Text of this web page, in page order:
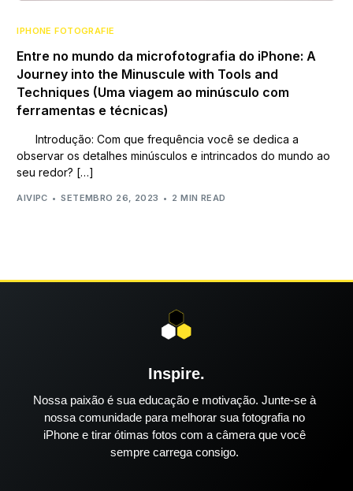
IPHONE FOTOGRAFIE
Entre no mundo da microfotografia do iPhone: A
Journey into the Minuscule with Tools and
Techniques (Uma viagem ao minúsculo com
ferramentas e técnicas)
Introdução: Com que frequência você se dedica a
observar os detalhes minúsculos e intrincados do mundo ao
seu redor? […]
AIVIPC SETEMBRO 26, 2023 2 MIN READ
Inspire.
Nossa paixão é sua educação e motivação. Junte-se à
nossa comunidade para melhorar sua fotografia no
iPhone e tirar ótimas fotos com a câmera que você
sempre carrega consigo.